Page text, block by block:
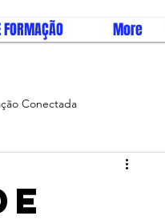
More
Conectada